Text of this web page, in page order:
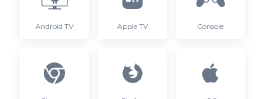
Android TV Apple TV Console